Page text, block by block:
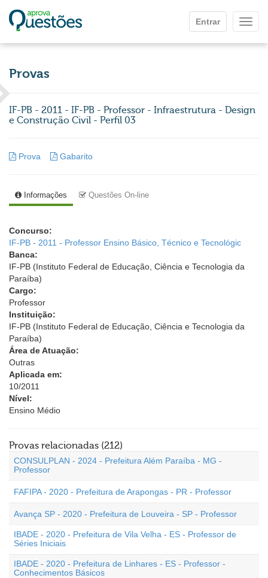
Entrar
Provas
IF-PB - 2011 - IF-PB - Professor - Infraestrutura - Design
e Construção Civil - Perfil 03
Prova Gabarito
Informações Questões On-line
Concurso:
IF-PB - 2011 - Professor Ensino Básico, Técnico e Tecnológic
Banca:
IF-PB (Instituto Federal de Educação, Ciência e Tecnologia da
Paraíba)
Cargo:
Professor
Instituição:
IF-PB (Instituto Federal de Educação, Ciência e Tecnologia da
Paraíba)
Área de Atuação:
Outras
Aplicada em:
10/2011
Nível:
Ensino Médio
Provas relacionadas (212)
CONSULPLAN - 2024 - Prefeitura Além Paraíba - MG -
Professor
FAFIPA - 2020 - Prefeitura de Arapongas - PR - Professor
Avança SP - 2020 - Prefeitura de Louveira - SP - Professor
IBADE - 2020 - Prefeitura de Vila Velha - ES - Professor de
Séries Iniciais
IBADE - 2020 - Prefeitura de Linhares - ES - Professor -
Conhecimentos Básicos